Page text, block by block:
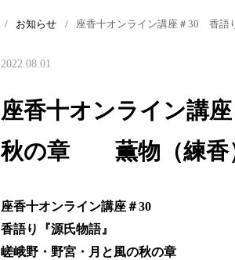
お知らせ 座香十オンライン講座＃30 香
2022.08.01
座香十オンライン講
秋の章 薫物（練香
座香十オンライン講座＃30
香語り『源氏物語』
嵯峨野・野宮・月と風の秋の章